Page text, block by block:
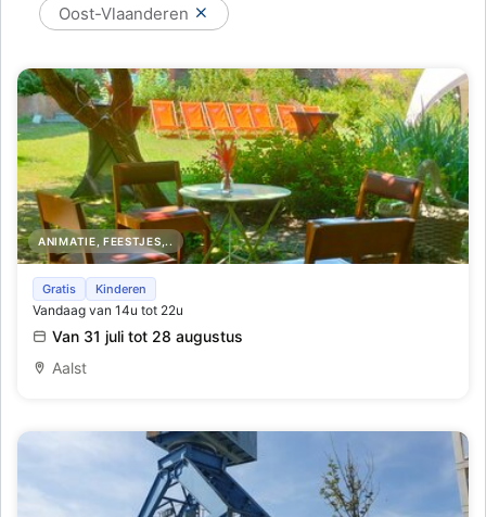
Oost-Vlaanderen
ANIMATIE, FEESTJES,..
Zomer In De Pastorie
Gratis Kinderen
Vandaag van 14u tot 22u
Van 31 juli tot 28 augustus
Aalst